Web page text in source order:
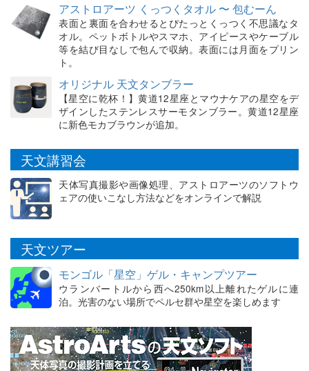
アストロアーツ くっつくタオル 〜 包むーん
表面と裏面を合わせるとぴたっとくっつく不思議なタ
オル。ペットボトルやスマホ、アイピースやケーブル
等を結び目なしで包んで収納。表面には月面をプリン
ト。
オリジナル 天文タンブラー
【星空に乾杯！】黄道12星座とマウナケアの星空をデ
ザインしたステンレスサーモタンブラー。黄道12星座
に新色モカブラウンが追加。
天文講習会
天体写真撮影や画像処理、アストロアーツのソフトウ
ェアの使いこなし方法などをオンラインで解説
天文ツアー
モンゴル「星空」ゲル・キャンプツアー
ウランバートルから西へ250km以上離れたゲルに連
泊。光害のない場所でペルセ群や星空を楽しめます